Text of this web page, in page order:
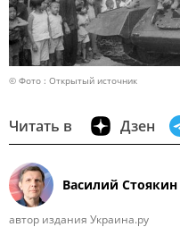
© Фото : Открытый источник
Читать в Дзен
Василий Стоякин
автор издания Украина.ру